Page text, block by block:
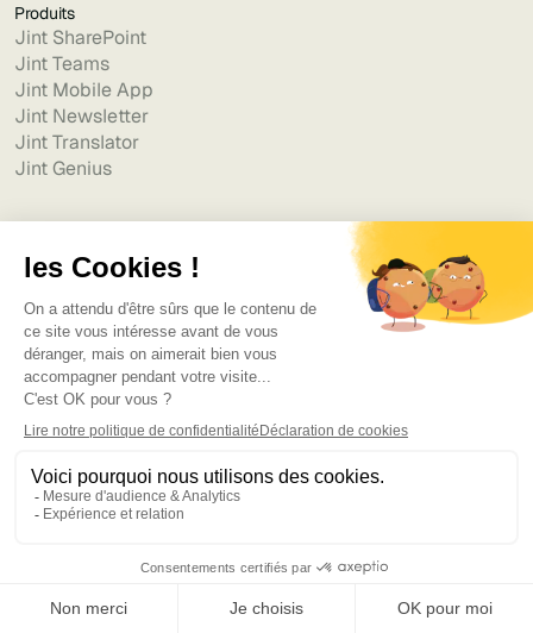
Produits
Jint SharePoint
Jint Teams
Jint Mobile App
Jint Newsletter
Jint Translator
Jint Genius
Entreprise
À propos
Carrières
Contactez-nous
Politique de cookie
Mentions légales
Politique de confidentialité
Conditions d'utilisation
Conditons d'abonnement - Jint Teams
Déclaration d'accessibilité